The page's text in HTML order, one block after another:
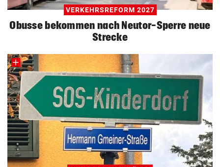
VERKEHRSREFORM 2027
Obusse bekommen nach Neutor-Sperre neue
Strecke